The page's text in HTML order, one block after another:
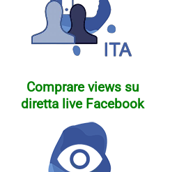
Comprare views su
diretta live Facebook